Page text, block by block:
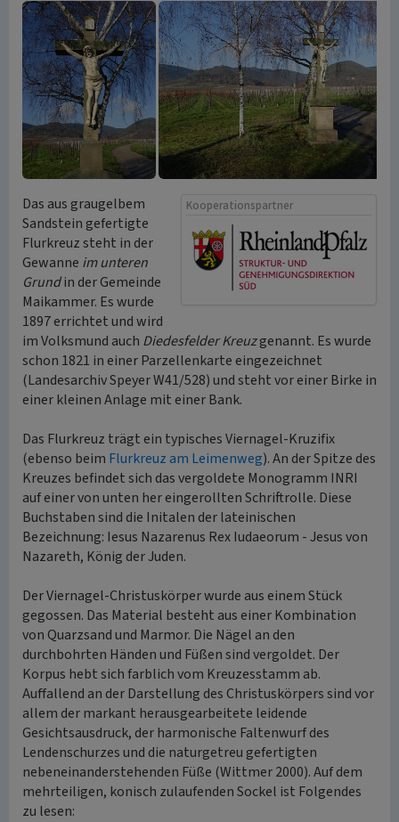
Kooperationspartner
Das aus graugelbem
Sandstein gefertigte
Flurkreuz steht in der
Gewanne im unteren
Grundin der Gemeinde
Maikammer. Es wurde
1897 errichtet und wird
im Volksmund auch Diedesfelder Kreuzgenannt. Es wurde
schon 1821 in einer Parzellenkarte eingezeichnet
(Landesarchiv Speyer W41/528) und steht vor einer Birke in
einer kleinen Anlage mit einer Bank.
Das Flurkreuz trägt ein typisches Viernagel-Kruzifix
(ebenso beim Flurkreuz am Leimenweg). An der Spitze des
Kreuzes befindet sich das vergoldete Monogramm INRI
auf einer von unten her eingerollten Schriftrolle. Diese
Buchstaben sind die Initalen der lateinischen
Bezeichnung: Iesus Nazarenus Rex Iudaeorum - Jesus von
Nazareth, König der Juden.
Der Viernagel-Christuskörper wurde aus einem Stück
gegossen. Das Material besteht aus einer Kombination
von Quarzsand und Marmor. Die Nägel an den
durchbohrten Händen und Füßen sind vergoldet. Der
Korpus hebt sich farblich vom Kreuzesstamm ab.
Auffallend an der Darstellung des Christuskörpers sind vor
allem der markant herausgearbeitete leidende
Gesichtsausdruck, der harmonische Faltenwurf des
Lendenschurzes und die naturgetreu gefertigten
nebeneinanderstehenden Füße (Wittmer 2000). Auf dem
mehrteiligen, konisch zulaufenden Sockel ist Folgendes
zu lesen: